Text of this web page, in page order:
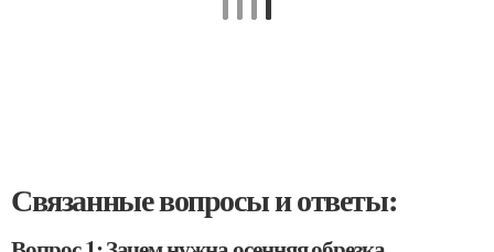
Связанные вопросы и ответы: